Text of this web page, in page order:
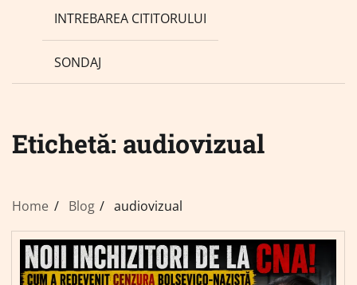
INTREBAREA CITITORULUI
SONDAJ
Etichetă: audiovizual
Home Blog audiovizual